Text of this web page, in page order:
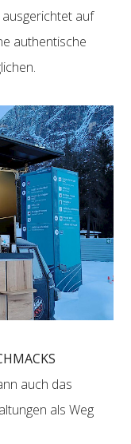
auf
authentische
auch das
als Weg